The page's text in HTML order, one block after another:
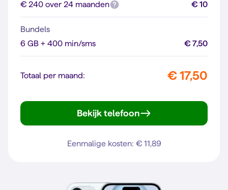
€ 240 over 24 maanden
€ 10
Bundels
6 GB + 400 min/sms
€ 7,50
Totaal per maand: € 17,50
Bekijk telefoon
Eenmalige kosten: € 11,89